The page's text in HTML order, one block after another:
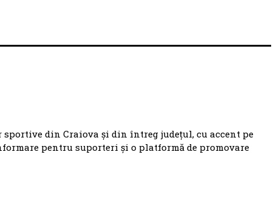
din Craiova și din întreg județul, cu accent pe
pentru suporteri și o platformă de promovare